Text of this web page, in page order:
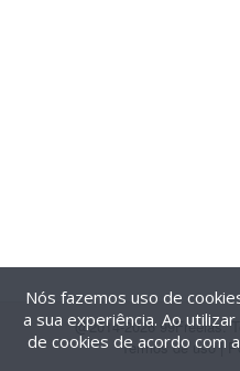
@2014-2026 99Freelas.
Termos de uso|
Nós fazemos uso de
a sua experiência. Ao
de cookies de acordo com